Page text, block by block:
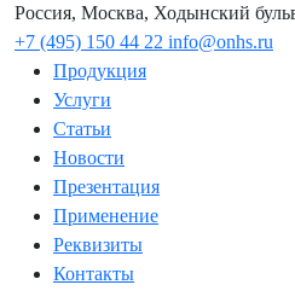
Россия, Москва, Ходынский
+7 (495) 150 44 22 info@onhs.ru
Продукция
Услуги
Статьи
Новости
Презентация
Применение
Реквизиты
Контакты